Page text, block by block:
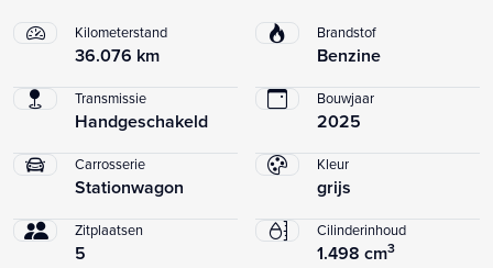
Kilometerstand
36.076 km
Brandstof
Benzine
Transmissie
Handgeschakeld
Bouwjaar
2025
Carrosserie
Stationwagon
Kleur
grijs
Zitplaatsen
5
Cilinderinhoud
1.498 cm3